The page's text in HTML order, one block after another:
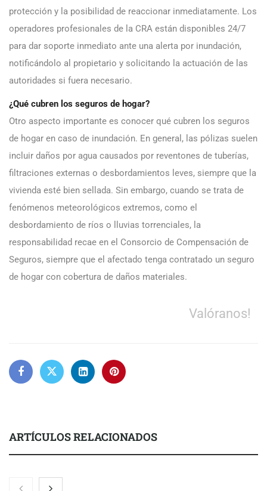
protección y la posibilidad de reaccionar inmediatamente. Los
operadores profesionales de la CRA están disponibles 24/7
para dar soporte inmediato ante una alerta por inundación,
notificándolo al propietario y solicitando la actuación de las
autoridades si fuera necesario.
¿Qué cubren los seguros de hogar?
Otro aspecto importante es conocer qué cubren los seguros
de hogar en caso de inundación. En general, las pólizas suelen
incluir daños por agua causados por reventones de tuberías,
filtraciones externas o desbordamientos leves, siempre que la
vivienda esté bien sellada. Sin embargo, cuando se trata de
fenómenos meteorológicos extremos, como el
desbordamiento de ríos o lluvias torrenciales, la
responsabilidad recae en el Consorcio de Compensación de
Seguros, siempre que el afectado tenga contratado un seguro
de hogar con cobertura de daños materiales.
Valóranos!
ARTÍCULOS RELACIONADOS
COMPALISS de LYSOTRIC: cuando un solo producto multiplica